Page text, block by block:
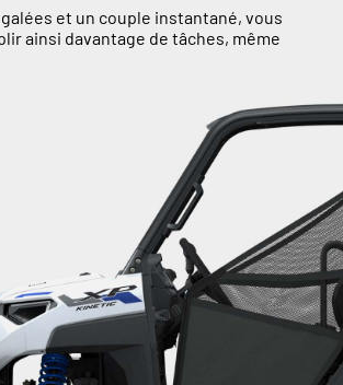
et un couple instantané, vous
ainsi davantage de tâches, même